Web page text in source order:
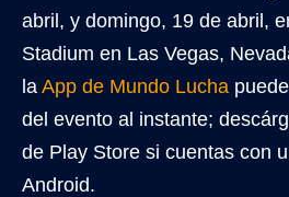
abril, y domingo, 19 de abril,
Stadium en Las Vegas,
la App de Mundo Lucha
del evento al instante;
de Play Store si cuentas con
Android.